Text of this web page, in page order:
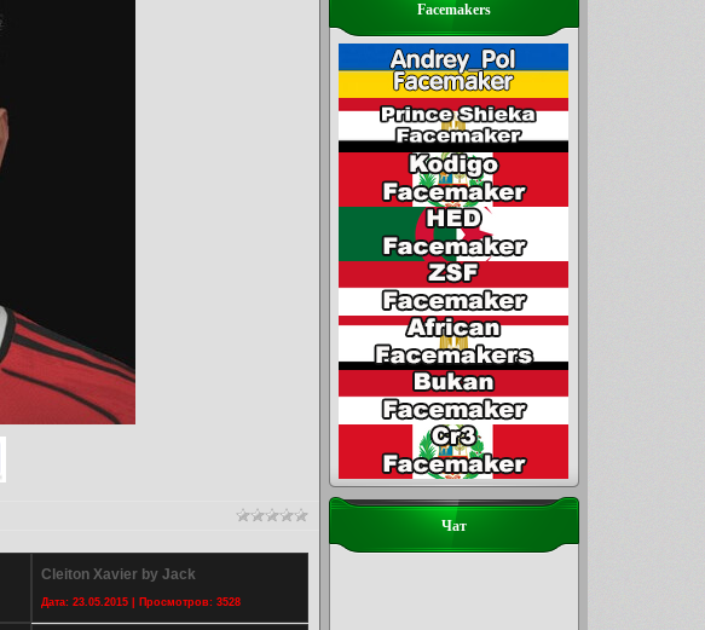
Cleiton Xavier by Jack
Дата: 23.05.2015 | Просмотров: 3528
Facemakers
Чат